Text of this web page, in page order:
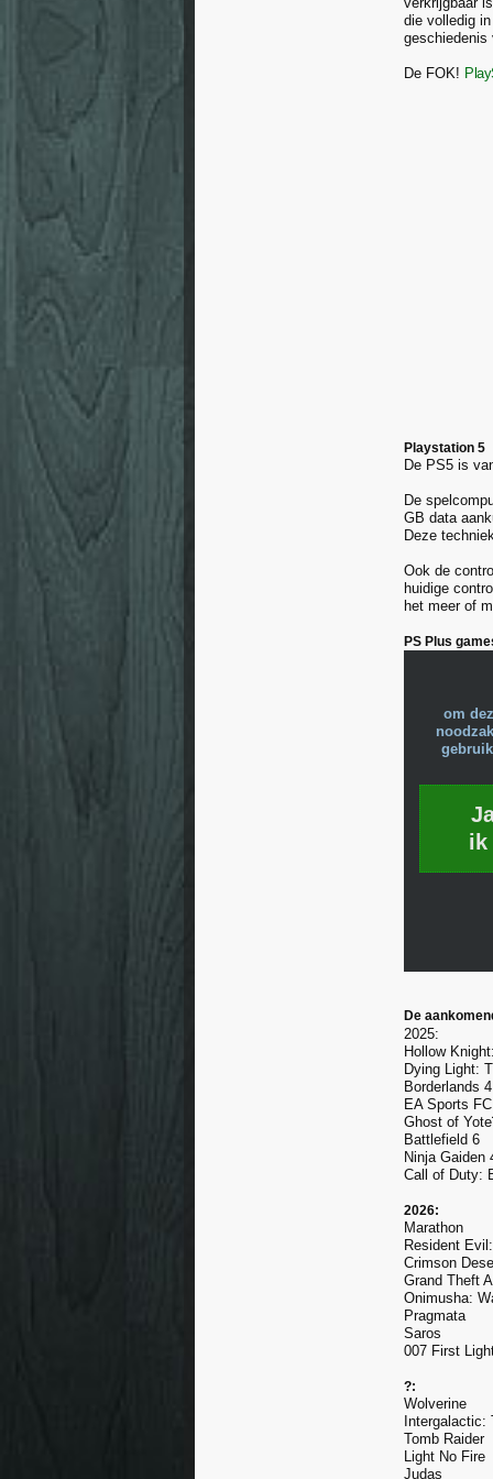
die volledig
geschiedenis
De FOK!
Playstation 5
De PS5 is
De
GB data
Deze
Ook de
huidige
het meer of
PS Plus
om
ik
De
2025:
Hollow
Dying Light:
Borderlands 4
EA Sports
Ghost of
Battlefield 6
Ninja Gaiden
Call of Duty:
2026:
Marathon
Resident
Crimson
Grand Theft
Onimusha:
Pragmata
Saros
007 First
?:
Wolverine
Intergalactic:
Tomb Raider
Light No Fire
Judas